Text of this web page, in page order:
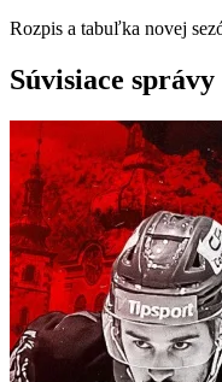
Rozpis a tabuľka novej
Súvisiace správy